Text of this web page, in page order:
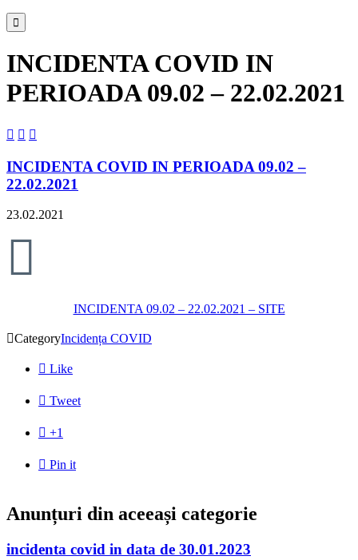

INCIDENTA COVID IN
PERIOADA 09.02 – 22.02.2021
  
INCIDENTA COVID IN PERIOADA 09.02 –
22.02.2021
23.02.2021

INCIDENTA 09.02 – 22.02.2021 – SITE
CategoryIncidența COVID
 Like
 Tweet
 +1
 Pin it
Anunțuri din aceeași categorie
incidenta covid in data de 30.01.2023